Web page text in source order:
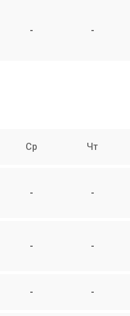
- -
Ср Чт
- -
- -
- -